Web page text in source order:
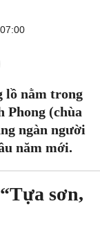
lồ nằm trong
Phong (chùa
ngàn người
năm mới.
sơn,